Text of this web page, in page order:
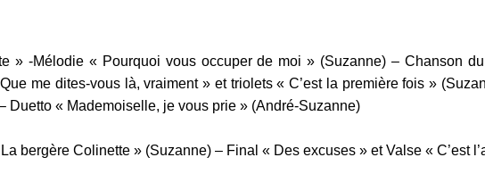
» -Mélodie « Pourquoi vous occuper de moi » (Suzanne) – Chanson
me dites-vous là, vraiment » et triolets « C’est la première fois »
Duetto « Mademoiselle, je vous prie » (André-Suzanne)
bergère Colinette » (Suzanne) – Final « Des excuses » et Valse « C’est